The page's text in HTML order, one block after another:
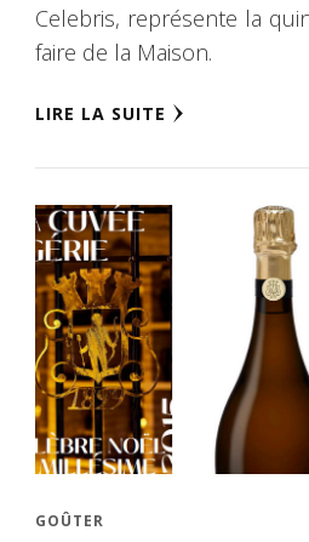
Celebris, représente la
faire de la Maison.
LIRE LA SUITE
GOÛTER